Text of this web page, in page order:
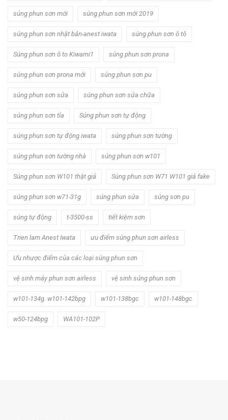
súng phun sơn mới súng phun sơn mới 2019
súng phun sơn nhật bản-anest iwata súng phun sơn ô tô
Súng phun sơn ô to Kiwami1 súng phun sơn prona
súng phun sơn prona mới súng phun sơn pu
súng phun sơn sửa súng phun sơn sửa chữa
súng phun sơn tỉa Súng phun sơn tự động
súng phun sơn tự động iwata súng phun sơn tường
súng phun sơn tường nhà súng phun sơn w101
Súng phun sơn W101 thật giả Súng phun sơn W71 W101 giả fake
súng phun sơn w71-31g súng phun sửa súng sơn pu
súng tự động t-3500-ss tiết kiệm sơn
Trien lam Anest Iwata ưu điểm súng phun sơn airless
Ưu nhược điểm của các loại súng phun sơn
vệ sinh máy phun sơn airless vệ sinh súng phun sơn
w101-134g. w101-142bpg w101-138bgc w101-148bgc
w50-124bpg WA101-102P